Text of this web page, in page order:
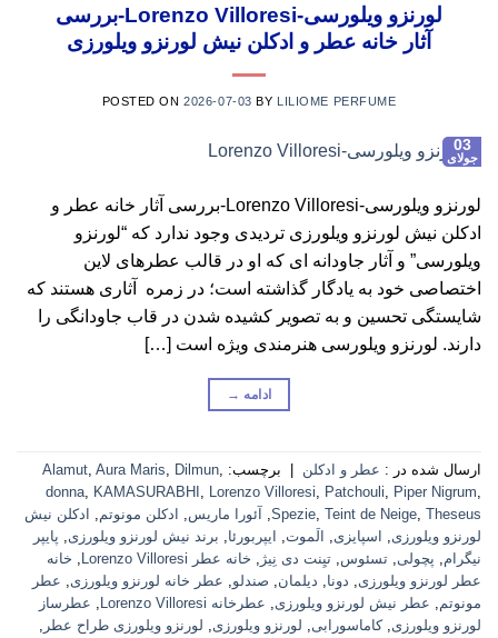
لورنزو ویلورسی-Lorenzo Villoresi-بررسی
آثار خانه عطر و ادکلن نیش لورنزو ویلورزی
POSTED ON2026-07-03 BY LILIOME PERFUME
03
جولای
لورنزو ویلورسی-Lorenzo Villoresi-بررسی آثار خانه عطر و
ادکلن نیش لورنزو ویلورزی تردیدی وجود ندارد که “لورنزو
ویلورسی” و آثار جاودانه ای که او در قالب عطرهای لاین
اختصاصی خود به یادگار گذاشته است؛ در زمره آثاری هستند که
شایستگی تحسین و به تصویر کشیده شدن در قاب جاودانگی را
دارند. لورنزو ویلورسی هنرمندی ویژه است […]
ادامه →
ارسال شده در : عطر و ادکلن برچسب: Alamut, Aura Maris, Dilmun,
donna, KAMASURABHI , Lorenzo Villoresi, Patchouli, Piper Nigrum,
Spezie, Teint de Neige, Theseus
, آئورا ماریس, ادکلن مونوتم,
ادکلن نیش
لورنزو ویلورزی, اسپایزی, الَموت, ایپربورئا, برند نیش لورنزو ویلورزی, پایپر
نیگرام, پچولی, تسئوس, تیِنت دی نِیژ , خانه عطر Lorenzo Villoresi , خانه
عطر لورنزو ویلورزی, دونا, دیلمان, صندلو, عطر خانه لورنزو ویلورزی, عطر
مونوتم, عطر نیش لورنزو ویلورزی, عطرخانه Lorenzo Villoresi , عطرساز
لورنزو ویلورزی,کاماسورابی, لورنزو ویلورزی, لورنزو ویلورزی طراح عطر ,